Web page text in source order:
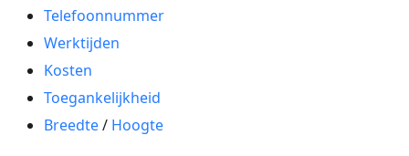
Telefoonnummer
Werktijden
Kosten
Toegankelijkheid
Breedte/ Hoogte